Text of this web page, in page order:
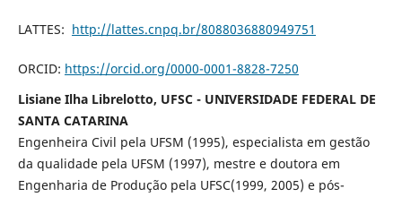
LATTES: http://lattes.cnpq.br/8088036880949751
ORCID: https://orcid.org/0000-0001-8828-7250
Lisiane Ilha Librelotto, UFSC - UNIVERSIDADE FEDERAL DE
SANTA CATARINA
Engenheira Civil pela UFSM (1995), especialista em gestão
da qualidade pela UFSM (1997), mestre e doutora em
Engenharia de Produção pela UFSC(1999, 2005) e pós-